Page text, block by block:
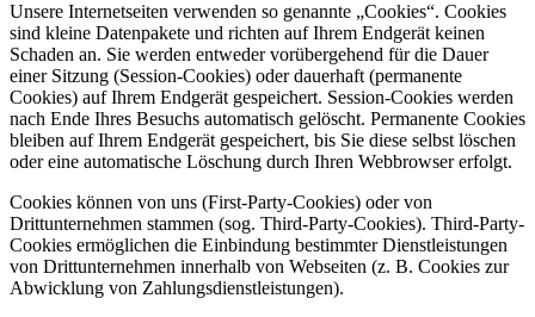
Unsere Internetseiten verwenden so genannte „Cookies“. Cookies
sind kleine Datenpakete und richten auf Ihrem Endgerät keinen
Schaden an. Sie werden entweder vorübergehend für die Dauer
einer Sitzung (Session-Cookies) oder dauerhaft (permanente
Cookies) auf Ihrem Endgerät gespeichert. Session-Cookies werden
nach Ende Ihres Besuchs automatisch gelöscht. Permanente Cookies
bleiben auf Ihrem Endgerät gespeichert, bis Sie diese selbst löschen
oder eine automatische Löschung durch Ihren Webbrowser erfolgt.
Cookies können von uns (First-Party-Cookies) oder von
Drittunternehmen stammen (sog. Third-Party-Cookies). Third-Party-
Cookies ermöglichen die Einbindung bestimmter Dienstleistungen
von Drittunternehmen innerhalb von Webseiten (z. B. Cookies zur
Abwicklung von Zahlungsdienstleistungen).